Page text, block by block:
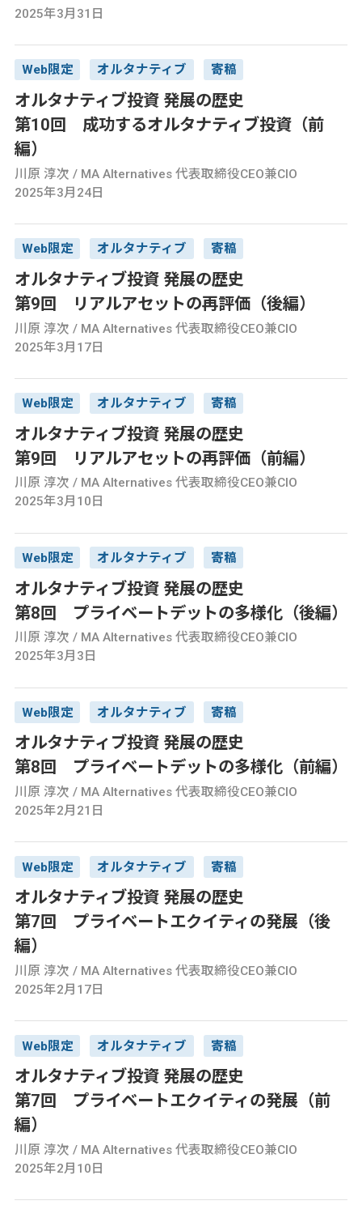
2025年3月31日
Web限定 オルタナティブ 寄稿
オルタナティブ投資 発展の歴史
第10回 成功するオルタナティブ投資（前
編）
川原 淳次 / MA Alternatives 代表取締役CEO兼CIO
2025年3月24日
Web限定 オルタナティブ 寄稿
オルタナティブ投資 発展の歴史
第9回 リアルアセットの再評価（後編）
川原 淳次 / MA Alternatives 代表取締役CEO兼CIO
2025年3月17日
Web限定 オルタナティブ 寄稿
オルタナティブ投資 発展の歴史
第9回 リアルアセットの再評価（前編）
川原 淳次 / MA Alternatives 代表取締役CEO兼CIO
2025年3月10日
Web限定 オルタナティブ 寄稿
オルタナティブ投資 発展の歴史
第8回 プライベートデットの多様化（後編）
川原 淳次 / MA Alternatives 代表取締役CEO兼CIO
2025年3月3日
Web限定 オルタナティブ 寄稿
オルタナティブ投資 発展の歴史
第8回 プライベートデットの多様化（前編）
川原 淳次 / MA Alternatives 代表取締役CEO兼CIO
2025年2月21日
Web限定 オルタナティブ 寄稿
オルタナティブ投資 発展の歴史
第7回 プライベートエクイティの発展（後
編）
川原 淳次 / MA Alternatives 代表取締役CEO兼CIO
2025年2月17日
Web限定 オルタナティブ 寄稿
オルタナティブ投資 発展の歴史
第7回 プライベートエクイティの発展（前
編）
川原 淳次 / MA Alternatives 代表取締役CEO兼CIO
2025年2月10日